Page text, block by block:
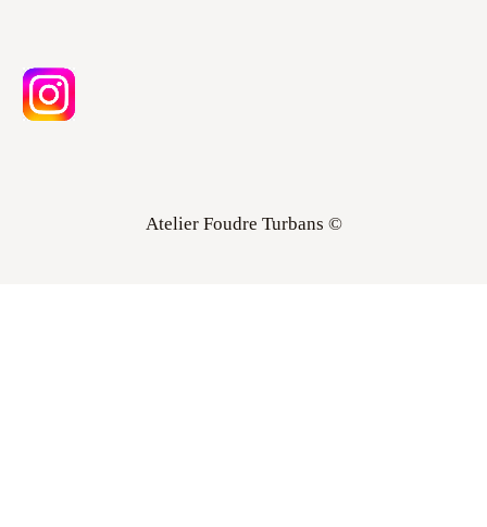
Atelier Foudre Turbans ©